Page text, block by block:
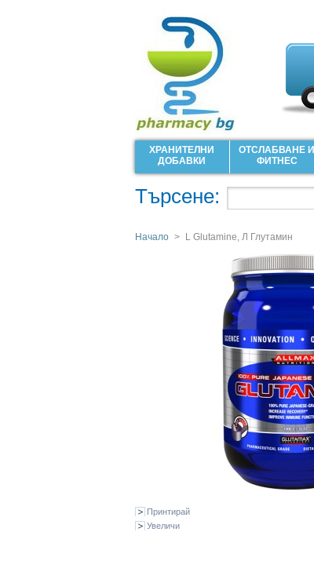
ХРАНИТЕЛНИ
ДОБАВКИ
ОТСЛАБВАНЕ И
ФИТНЕС
Търсене:
Начало > L Glutamine, Л Глутамин
Принтирай
Увеличи